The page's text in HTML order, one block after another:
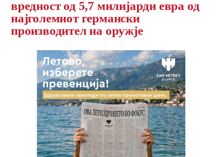
вредност од 5,7 милијарди евра од
најголемиот германски
производител на оружје